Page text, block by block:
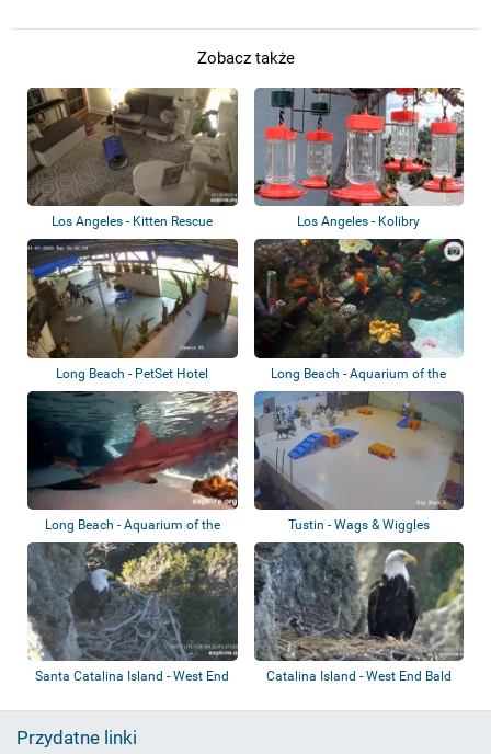
Zobacz także
Los Angeles - Kitten Rescue Los Angeles - Kolibry
Long Beach - PetSet Hotel
Long Beach - Aquarium of the
Pacific
Long Beach - Aquarium of the
Pacific - R...
Tustin - Wags & Wiggles
Santa Catalina Island - West End
Catalina Island - West End Bald
Przydatne linki